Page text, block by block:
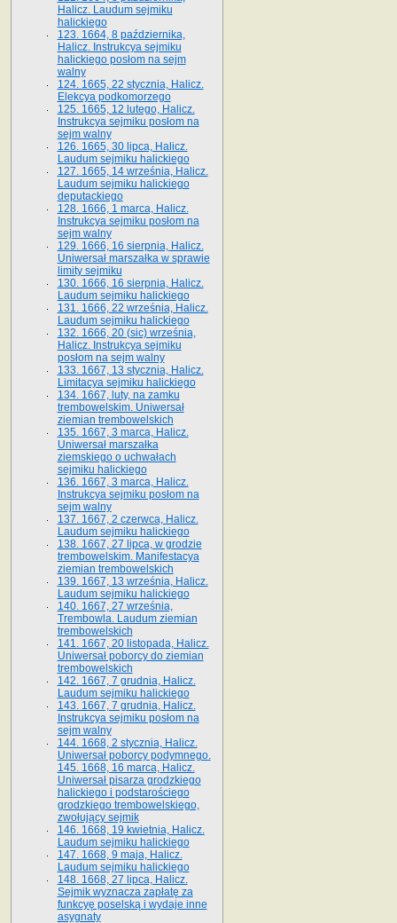
Halicz. Laudum sejmiku
halickiego
123. 1664, 8 października,
Halicz. Instrukcya sejmiku
halickiego posłom na sejm
walny
124. 1665, 22 stycznia, Halicz.
Elekcya podkomorzego
125. 1665, 12 lutego, Halicz.
Instrukcya sejmiku posłom na
sejm walny
126. 1665, 30 lipca, Halicz.
Laudum sejmiku halickiego
127. 1665, 14 września, Halicz.
Laudum sejmiku halickiego
deputackiego
128. 1666, 1 marca, Halicz.
Instrukcya sejmiku posłom na
sejm walny
129. 1666, 16 sierpnia, Halicz.
Uniwersał marszałka w sprawie
limity sejmiku
130. 1666, 16 sierpnia, Halicz.
Laudum sejmiku halickiego
131. 1666, 22 września, Halicz.
Laudum sejmiku halickiego
132. 1666, 20 (sic) września,
Halicz. Instrukcya sejmiku
posłom na sejm walny
133. 1667, 13 stycznia, Halicz.
Limitacya sejmiku halickiego
134. 1667, luty, na zamku
trembowelskim. Uniwersał
ziemian trembowelskich
135. 1667, 3 marca, Halicz.
Uniwersał marszałka
ziemskiego o uchwałach
sejmiku halickiego
136. 1667, 3 marca, Halicz.
Instrukcya sejmiku posłom na
sejm walny
137. 1667, 2 czerwca, Halicz.
Laudum sejmiku halickiego
138. 1667, 27 lipca, w grodzie
trembowelskim. Manifestacya
ziemian trembowelskich
139. 1667, 13 września, Halicz.
Laudum sejmiku halickiego
140. 1667, 27 września,
Trembowla. Laudum ziemian
trembowelskich
141. 1667, 20 listopada, Halicz.
Uniwersał poborcy do ziemian
trembowelskich
142. 1667, 7 grudnia, Halicz.
Laudum sejmiku halickiego
143. 1667, 7 grudnia, Halicz.
Instrukcya sejmiku posłom na
sejm walny
144. 1668, 2 stycznia, Halicz.
Uniwersał poborcy podymnego.
145. 1668, 16 marca, Halicz.
Uniwersał pisarza grodzkiego
halickiego i podstarościego
grodzkiego trembowelskiego,
zwołujący sejmik
146. 1668, 19 kwietnia, Halicz.
Laudum sejmiku halickiego
147. 1668, 9 maja, Halicz.
Laudum sejmiku halickiego
148. 1668, 27 lipca, Halicz.
Sejmik wyznacza zapłatę za
funkcyę poselską i wydaje inne
asygnaty